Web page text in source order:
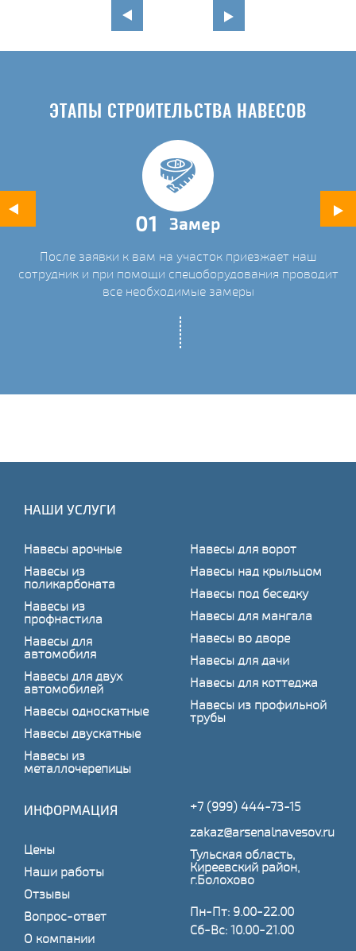
ЭТАПЫ СТРОИТЕЛЬСТВА НАВЕСОВ
01 Замер
После заявки к вам на участок приезжает наш
сотрудник и при помощи спецоборудования проводит
все необходимые замеры
НАШИ УСЛУГИ
Навесы арочные
Навесы из
поликарбоната
Навесы из
профнастила
Навесы для
автомобиля
Навесы для двух
автомобилей
Навесы односкатные
Навесы двускатные
Навесы из
металлочерепицы
Навесы для ворот
Навесы над крыльцом
Навесы под беседку
Навесы для мангала
Навесы во дворе
Навесы для дачи
Навесы для коттеджа
Навесы из профильной
трубы
ИНФОРМАЦИЯ
Цены
Наши работы
Отзывы
Вопрос-ответ
О компании
+7 (999) 444-73-15
zakaz@arsenalnavesov.ru
Тульская область,
Киреевский район,
г.Болохово
Пн-Пт: 9.00-22.00
Сб-Вс: 10.00-21.00